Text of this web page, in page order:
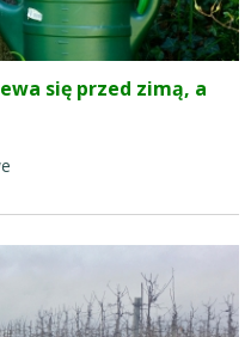
się przed zimą, a